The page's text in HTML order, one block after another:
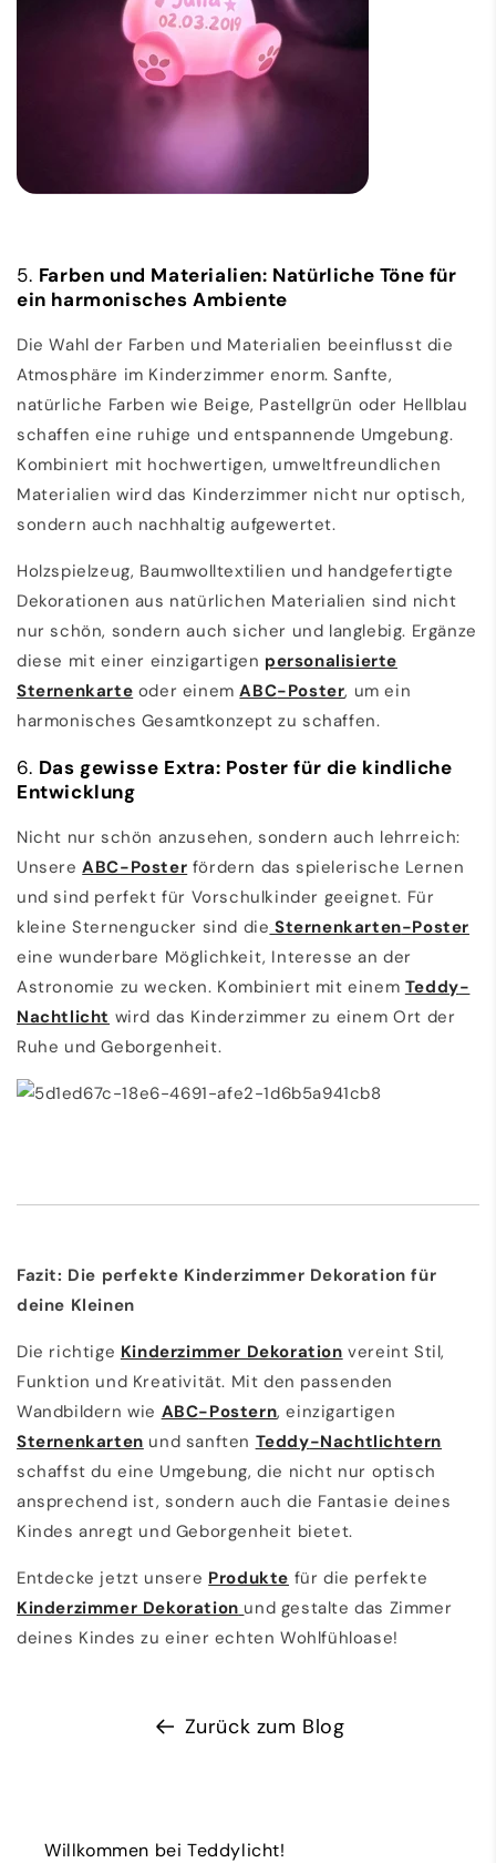
5. Farben und Materialien: Natürliche Töne für
ein harmonisches Ambiente
Die Wahl der Farben und Materialien beeinflusst die
Atmosphäre im Kinderzimmer enorm. Sanfte,
natürliche Farben wie Beige, Pastellgrün oder Hellblau
schaffen eine ruhige und entspannende Umgebung.
Kombiniert mit hochwertigen, umweltfreundlichen
Materialien wird das Kinderzimmer nicht nur optisch,
sondern auch nachhaltig aufgewertet.
Holzspielzeug, Baumwolltextilien und handgefertigte
Dekorationen aus natürlichen Materialien sind nicht
nur schön, sondern auch sicher und langlebig. Ergänze
diese mit einer einzigartigen personalisierte
Sternenkarte oder einemABC-Poster, um ein
harmonisches Gesamtkonzept zu schaffen.
6. Das gewisse Extra: Poster für die kindliche
Entwicklung
Nicht nur schön anzusehen, sondern auch lehrreich:
UnsereABC-Poster fördern das spielerische Lernen
und sind perfekt für Vorschulkinder geeignet. Für
kleine Sternengucker sind die Sternenkarten-Poster
eine wunderbare Möglichkeit, Interesse an der
Astronomie zu wecken. Kombiniert mit einem Teddy-
Nachtlicht wird das Kinderzimmer zu einem Ort der
Ruhe und Geborgenheit.
Fazit: Die perfekte Kinderzimmer Dekoration für
deine Kleinen
Die richtige Kinderzimmer Dekoration vereint Stil,
Funktion und Kreativität. Mit den passenden
Wandbildern wie ABC-Postern, einzigartigen
Sternenkarten und sanften Teddy-Nachtlichtern
schaffst du eine Umgebung, die nicht nur optisch
ansprechend ist, sondern auch die Fantasie deines
Kindes anregt und Geborgenheit bietet.
Entdecke jetzt unsere Produkte für die perfekte
Kinderzimmer Dekoration und gestalte das Zimmer
deines Kindes zu einer echten Wohlfühloase!
Zurück zum Blog
Willkommen bei Teddylicht!